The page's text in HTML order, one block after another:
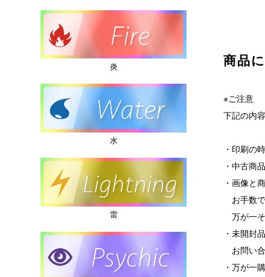
商品
※ご注意
下記の内
・印刷の
・中古商
・画像と
お手数
万が一
・未開封
お問い
・万が一
炎
水
雷